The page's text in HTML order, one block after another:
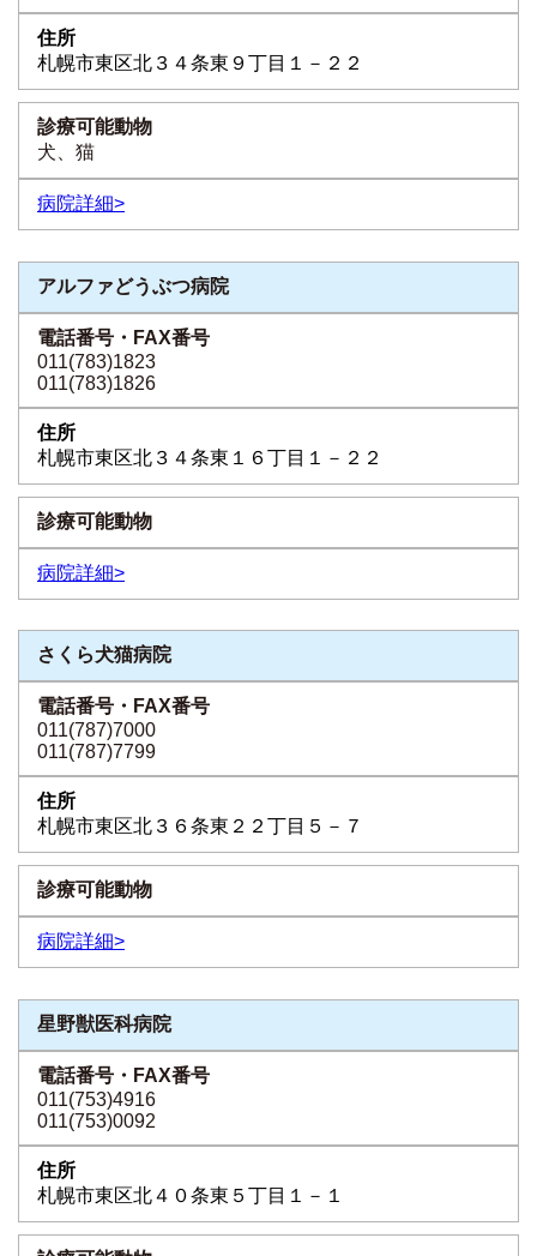
札幌市東区北３４条東９丁目１－２２
犬、猫
病院詳細>
アルファどうぶつ病院
011(783)1823
011(783)1826
札幌市東区北３４条東１６丁目１－２２
病院詳細>
さくら犬猫病院
011(787)7000
011(787)7799
札幌市東区北３６条東２２丁目５－７
病院詳細>
星野獣医科病院
011(753)4916
011(753)0092
札幌市東区北４０条東５丁目１－１